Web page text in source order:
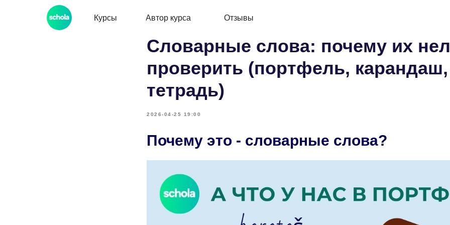
Курсы Автор курса Отзывы
Словарные слова: почему их
проверить (портфель, карандаш,
тетрадь)
2026-04-25 19:00
Почему это - словарные слова?